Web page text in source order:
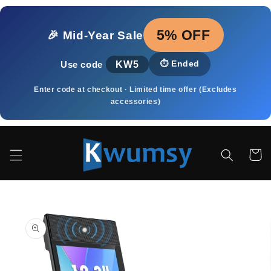
Meteen
🎉 Mid‑Year Sale
5% OFF
Use code KW5 ⏱️ Ended
Enter code at checkout · Limited time offer (Excludes
accessories)
direct naar